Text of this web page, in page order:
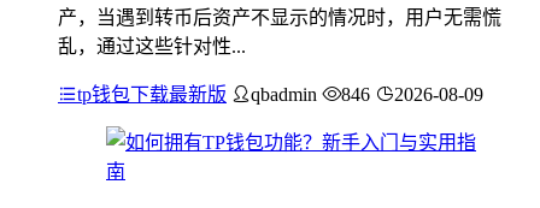
产，当遇到转币后资产不显示的情况时，用户无需慌
乱，通过这些针对性...
tp钱包下载最新版 qbadmin 846 2026-08-09